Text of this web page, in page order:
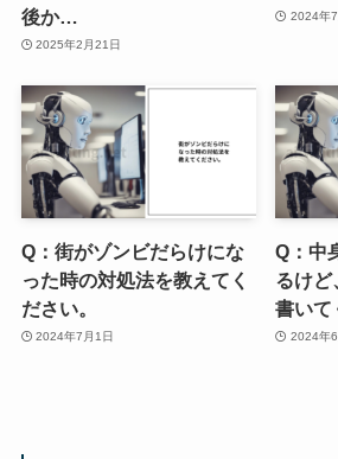
後か…
2025年2月21日
2024年
Q：街がゾンビだらけにな
った時の対処法を教えてく
ださい。
2024年7月1日
Q：中
るけど
書いて
2024年